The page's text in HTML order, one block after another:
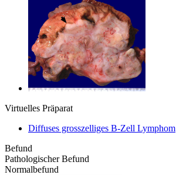
Virtuelles Präparat
Diffuses grosszelliges B-Zell Lymphom
Befund
Pathologischer Befund
Normalbefund